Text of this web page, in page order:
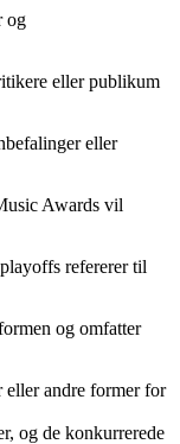
og
eller publikum
eller
Awards vil
refererer til
og omfatter
eller andre former for
og de konkurrerede